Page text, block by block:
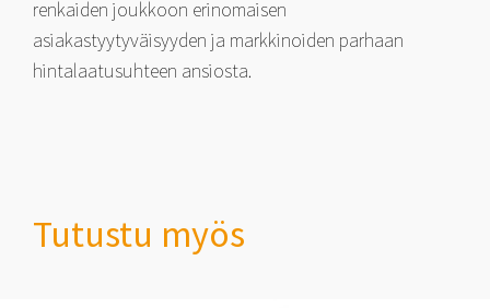
renkaiden joukkoon erinomaisen
asiakastyytyväisyyden ja markkinoiden parhaan
hintalaatusuhteen ansiosta.
Tutustu myös